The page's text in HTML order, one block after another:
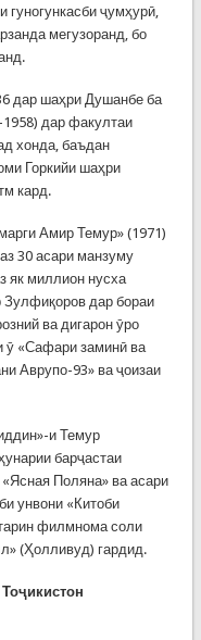
ҷумҳурӣ,
мегузоранд, бо
дар шаҳри Душанбе ба
дар факултаи
хонда, баъдан
Горкийи шаҳри
кард.
Амир Темур» (1971)
30 асари манзуму
як миллион нусха
дар бораи
ва дигарон ӯро
ӯ «Сафари заминӣ ва
Аврупо-93» ва ҷоизаи
и Темур
барҷастаи
Поляна» ва асари
унвони «Китоби
филмнома соли
(Ҳолливуд) гардид.